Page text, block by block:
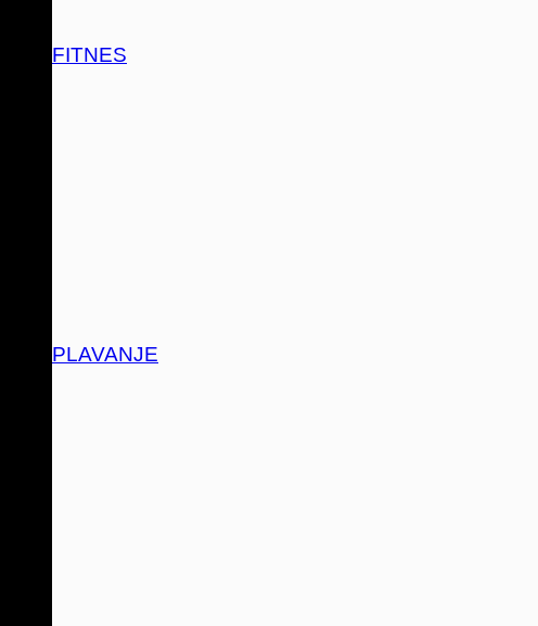
FITNES
PLAVANJE